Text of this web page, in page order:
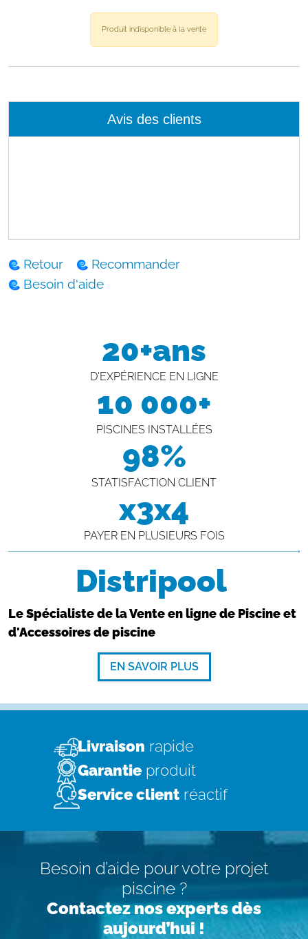
Produit indisponible à la vente
Avis des clients
Retour
Recommander
Besoin d'aide
20+ans
D'EXPÉRIENCE EN LIGNE
10 000+
PISCINES INSTALLÉES
98%
STATISFACTION CLIENT
x3x4
PAYER EN PLUSIEURS FOIS
Distripool
Le Spécialiste de la Vente en ligne de Piscine et
d'Accessoires de piscine
EN SAVOIR PLUS
Livraison rapide
Garantie produit
Service client réactif
Besoin d’aide pour votre projet
piscine ?
Contactez nos experts dès
aujourd’hui !